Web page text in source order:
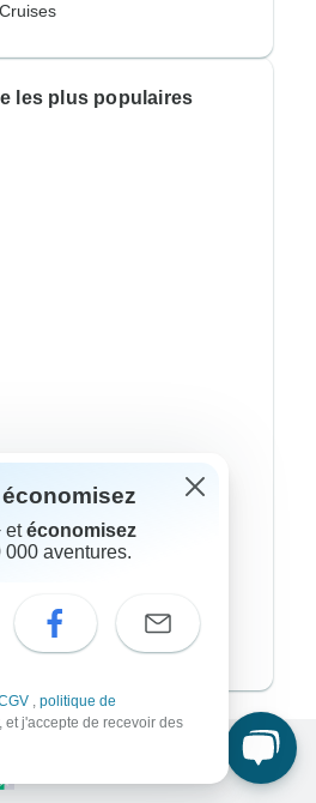
les plus populaires
etéconomisez
000 aventures.
, politique de
et j'accepte de recevoir des